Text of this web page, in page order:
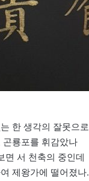
한 생각의 잘못으로
룡포를 휘감았나
면 서 천축의 중인데
제왕가에 떨어졌나.